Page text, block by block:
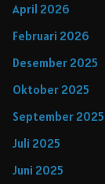
April 2026
Februari 2026
Desember 2025
Oktober 2025
September 2025
Juli 2025
Juni 2025